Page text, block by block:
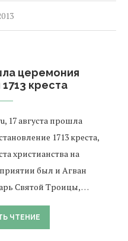
церемония
креста
17 августа прошла
1713 креста,
христианства на
был и Агван
Святой Троицы, …
ЧТЕНИЕ